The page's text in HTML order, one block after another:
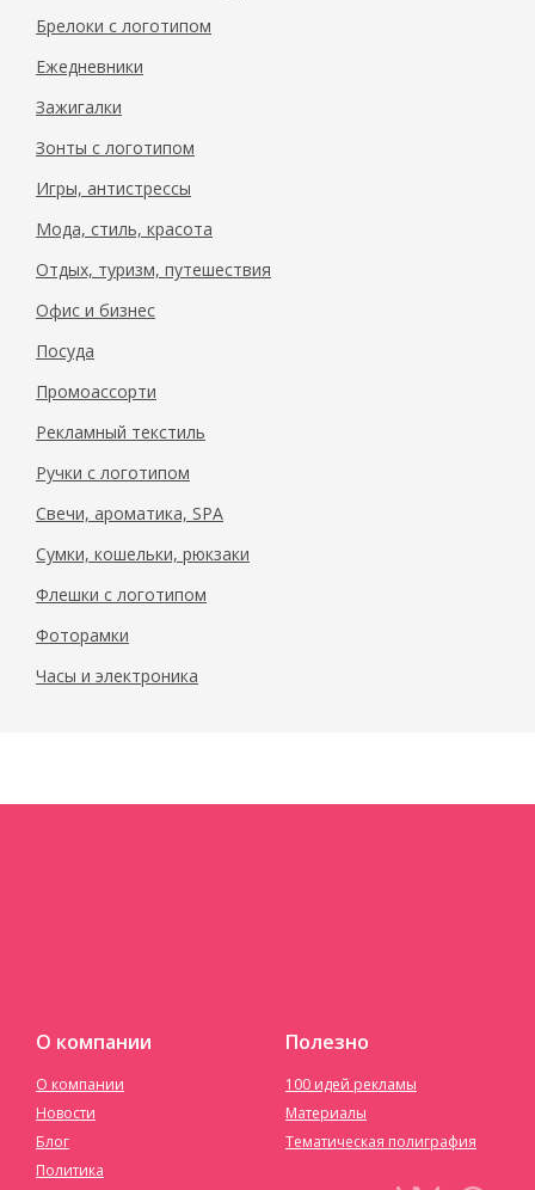
год-
БУМВИНИЛ-
зеленый
Брелоки с логотипом
Ежедневники
Зажигалки
Зонты с логотипом
Игры, антистрессы
Мода, стиль, красота
Отдых, туризм, путешествия
Офис и бизнес
Посуда
Промоассорти
Рекламный текстиль
Ручки с логотипом
Свечи, ароматика, SPA
Сумки, кошельки, рюкзаки
Флешки с логотипом
Фоторамки
Часы и электроника
О компании
О компании
Новости
Блог
Политика
Полезно
100 идей рекламы
Материалы
Тематическая полиграфия